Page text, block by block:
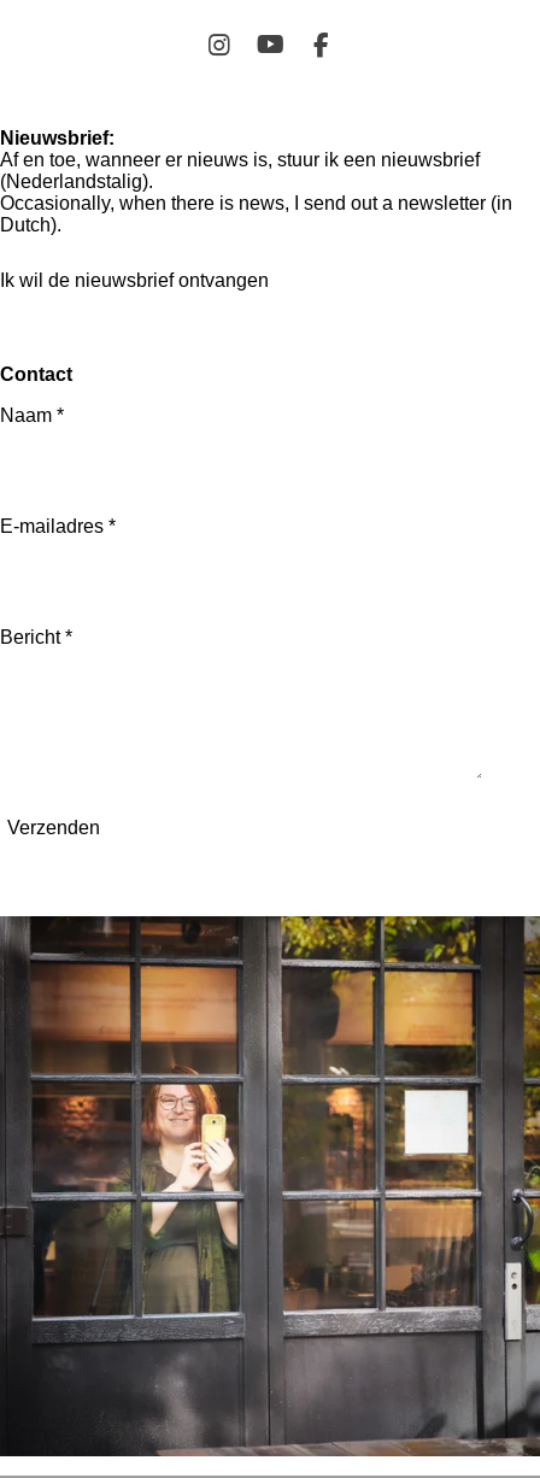
I
g
r
a
Y
b
F
o
k
Nieuwsbrief:
Af en toe, wanneer er nieuws is, stuur ik een nieuwsbrief
(Nederlandstalig).
Occasionally, when there is news, I send out a newsletter (in
Dutch).
Ik wil de nieuwsbrief ontvangen
Contact
Naam *
E-mailadres *
Bericht *
Verzenden